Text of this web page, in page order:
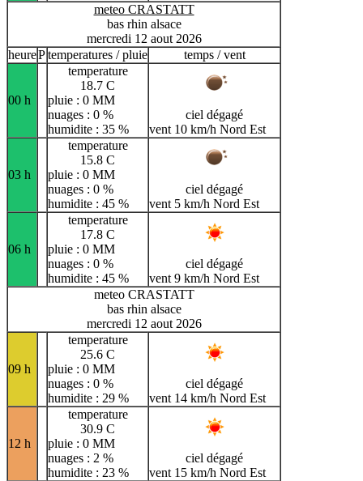
meteo CRASTATT
bas rhin alsace
mercredi 12 aout 2026
heurePtemperatures / pluie temps / vent
00 h
temperature
18.7 C
pluie : 0 MM
nuages : 0 %
humidite : 35 %
ciel dégagé
vent 10 km/h Nord Est
03 h
temperature
15.8 C
pluie : 0 MM
nuages : 0 %
humidite : 45 %
ciel dégagé
vent 5 km/h Nord Est
06 h
temperature
17.8 C
pluie : 0 MM
nuages : 0 %
humidite : 45 %
ciel dégagé
vent 9 km/h Nord Est
meteo CRASTATT
bas rhin alsace
mercredi 12 aout 2026
09 h
temperature
25.6 C
pluie : 0 MM
nuages : 0 %
humidite : 29 %
ciel dégagé
vent 14 km/h Nord Est
12 h
temperature
30.9 C
pluie : 0 MM
nuages : 2 %
humidite : 23 %
ciel dégagé
vent 15 km/h Nord Est